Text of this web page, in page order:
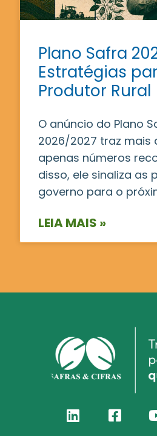
Plano Safra
Estratégias
Produtor Rural
O anúncio do Plano
2026/2027 traz mais
apenas números
disso, ele sinaliza as
governo para o
LEIA MAIS »